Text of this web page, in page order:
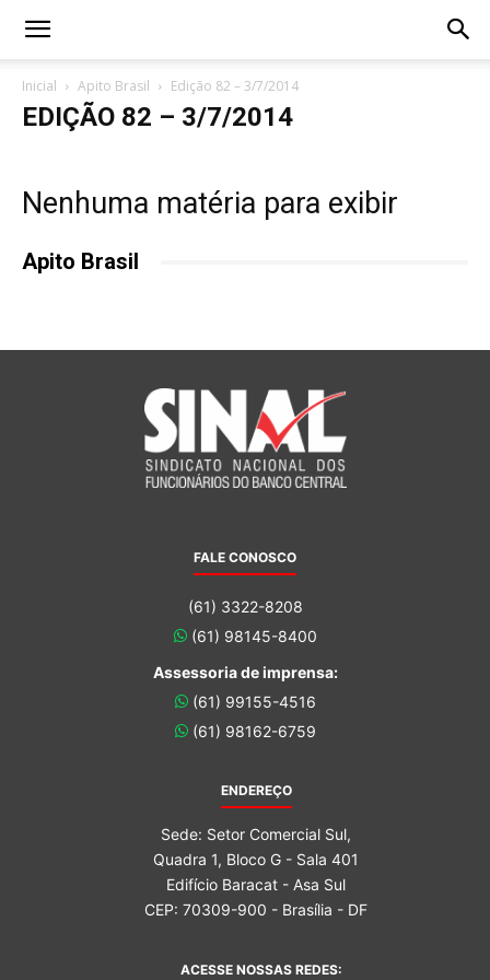
Inicial Apito Brasil Edição 82 – 3/7/2014
EDIÇÃO 82 – 3/7/2014
Nenhuma matéria para exibir
Apito Brasil
FALE CONOSCO
(61) 3322-8208
(61) 98145-8400
Assessoria de imprensa:
(61) 99155-4516
(61) 98162-6759
ENDEREÇO
Sede: Setor Comercial Sul,
Quadra 1, Bloco G - Sala 401
Edifício Baracat - Asa Sul
CEP: 70309-900 - Brasília - DF
ACESSE NOSSAS REDES: